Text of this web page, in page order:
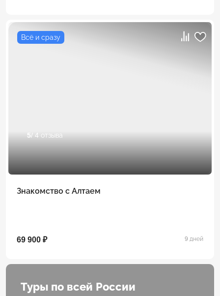
Всё и сразу
5/ 4 отзыва
Знакомство с Алтаем
69 900 ₽ 9 дней
Туры по всей России